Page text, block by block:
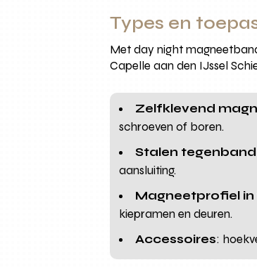
Types en
Met day night
Capelle aan den IJssel
Zelfklevend
schroeven of boren.
Stalen tegenband
aansluiting.
Magneetprofiel
kiepramen en deuren.
Accessoires: